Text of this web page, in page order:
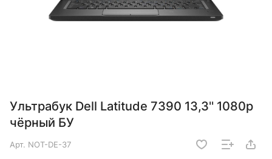
Ультрабук Dell Latitude 7390 13,3'' 1080p
чёрный БУ
Арт. NOT-DE-37